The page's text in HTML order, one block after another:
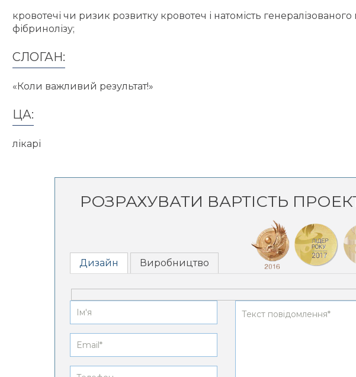
кровотечі чи ризик розвитку кровотеч і натомість
фібринолізу;
СЛОГАН:
«Коли важливий результат!»
ЦА:
лікарі
РОЗРАХУВАТИ ВАРТІСТЬ
Дизайн Виробництво